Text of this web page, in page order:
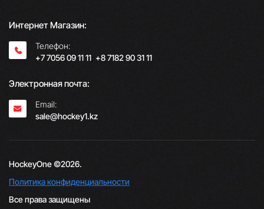
Интернет Магазин:
Телефон:
+7 7056 09 11 11; +8 7182 90 31 11
Электронная почта:
Email:
sale@hockey1.kz
HockeyOne ©2026.
Политика конфиденциальности
Все права защищены